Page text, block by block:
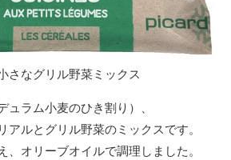
さなグリル野菜ミックス
ュラム小麦のひき割り）、
アルとグリル野菜のミックスです。
、オリーブオイルで調理しました。